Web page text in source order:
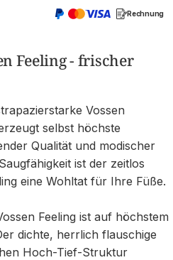
Rechnung
Feeling - frischer
Vossen
selbst höchste
Qualität und modischer
ist der zeitlos
eine Wohltat für Ihre Füße.
Feeling ist auf höchstem
dichte, herrlich flauschige
Hoch-Tief-Struktur